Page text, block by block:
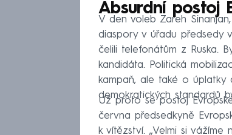
Absurdní postoj
V den voleb Zareh
diaspory v úřadu předsedy
čelili telefonátům z Ruska.
kandidáta. Politická
kampaň, ale také o úplatky
demokratických standardů
Už proto se postoj
června předsedkyně
k vítězství. „Velmi si